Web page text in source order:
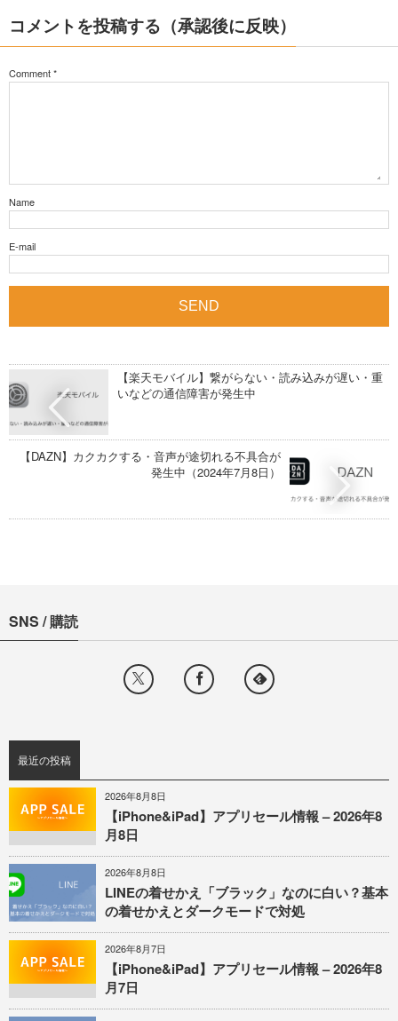
コメントを投稿する（承認後に反映）
Comment*
Name
E-mail
【楽天モバイル】繋がらない・読み込みが遅い・重
いなどの通信障害が発生中
【DAZN】カクカクする・音声が途切れる不具合が
発生中（2024年7月8日）
SNS / 購読
最近の投稿
2026年8月8日
【iPhone&iPad】アプリセール情報 – 2026年8
月8日
2026年8月8日
LINEの着せかえ「ブラック」なのに白い？基本
の着せかえとダークモードで対処
2026年8月7日
【iPhone&iPad】アプリセール情報 – 2026年8
月7日